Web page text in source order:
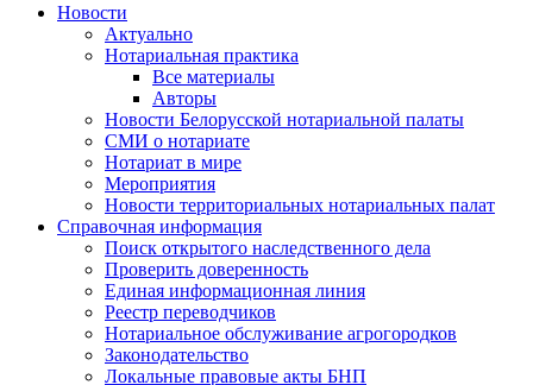
Новости
Актуально
Нотариальная практика
Все материалы
Авторы
Новости Белорусской нотариальной палаты
СМИ о нотариате
Нотариат в мире
Мероприятия
Новости территориальных нотариальных палат
Справочная информация
Поиск открытого наследственного дела
Проверить доверенность
Единая информационная линия
Реестр переводчиков
Нотариальное обслуживание агрогородков
Законодательство
Локальные правовые акты БНП